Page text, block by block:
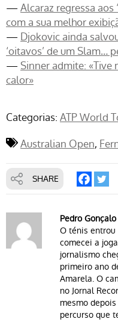
— Alcaraz regressa aos
com a sua melhor
— Djokovic ainda
‘oitavos’ de um Slam…
— Sinner admite: «Tive
calor»
Categorias: ATP World
Australian Open
SHARE
Pedro
O ténis entrou
comecei a
jornalismo
primeiro ano
Amarela. O
no Jornal
mesmo
percurso que